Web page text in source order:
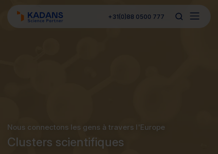
+31(0)88 0500 777
Nous connectons les gens à travers l'Europe
Clusters scientifiques